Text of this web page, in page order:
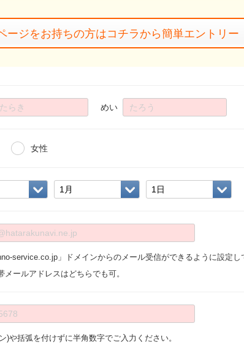
ージをお持ちの方はコチラから簡単エントリー
めい
女性
service.co.jp」ドメインからのメール受信ができるように設定し
ールアドレスはどちらでも可。
)や括弧を付けずに半角数字でご入力ください。